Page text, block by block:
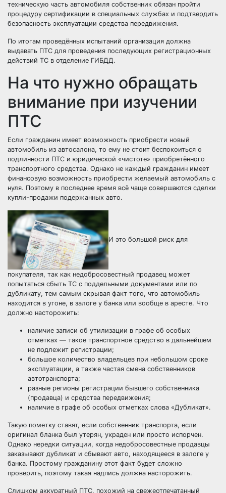
техническую часть автомобиля собственник обязан пройти
процедуру сертификации в специальных службах и подтвердить
безопасность эксплуатации средства передвижения.
По итогам проведённых испытаний организация должна
выдавать ПТС для проведения последующих регистрационных
действий ТС в отделение ГИБДД.
На что нужно обращать
внимание при изучении
ПТС
Если гражданин имеет возможность приобрести новый
автомобиль из автосалона, то ему не стоит беспокоиться о
подлинности ПТС и юридической «чистоте» приобретённого
транспортного средства. Однако не каждый гражданин имеет
финансовую возможность приобрести желаемый автомобиль с
нуля. Поэтому в последнее время всё чаще совершаются сделки
купли-продажи подержанных авто.
И это большой риск для
покупателя, так как недобросовестный продавец может
попытаться сбыть ТС с поддельными документами или по
дубликату, тем самым скрывая факт того, что автомобиль
находится в угоне, в залоге у банка или вообще в аресте. Что
должно насторожить:
наличие записи об утилизации в графе об особых
отметках — такое транспортное средство в дальнейшем
не подлежит регистрации;
большое количество владельцев при небольшом сроке
эксплуатации, а также частая смена собственников
автотранспорта;
разные регионы регистрации бывшего собственника
(продавца) и средства передвижения;
наличие в графе об особых отметках слова «Дубликат».
Такую пометку ставят, если собственник транспорта, если
оригинал бланка был утерян, украден или просто испорчен.
Однако нередки ситуации, когда недобросовестные продавцы
заказывают дубликат и сбывают авто, находящееся в залоге у
банка. Простому гражданину этот факт будет сложно
проверить, поэтому такая надпись должна насторожить.
Слишком аккуратный ПТС, похожий на свежеотпечатанный